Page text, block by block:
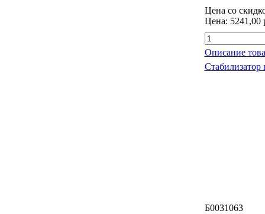
Цена со
Цена: 5241,00
Описание
Б0031063